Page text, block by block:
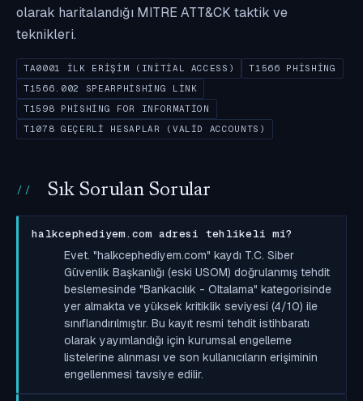
olarak haritalandığı MITRE ATT&CK taktik ve
teknikleri.
TA0001 İLK ERIŞIM (INITIAL ACCESS)
T1566 PHISHING
T1566.002 SPEARPHISHING LINK
T1598 PHISHING FOR INFORMATION
T1078 GEÇERLI HESAPLAR (VALID ACCOUNTS)
Sık Sorulan Sorular
halkcephediyem.com adresi tehlikeli mi?
Evet. "halkcephediyem.com" kaydı T.C. Siber
Güvenlik Başkanlığı (eski USOM) doğrulanmış tehdit
beslemesinde "Bankacılık - Oltalama" kategorisinde
yer almakta ve yüksek kritiklik seviyesi (4/10) ile
sınıflandırılmıştır. Bu kayıt resmi tehdit istihbaratı
olarak yayımlandığı için kurumsal engelleme
listelerine alınması ve son kullanıcıların erişiminin
engellenmesi tavsiye edilir.